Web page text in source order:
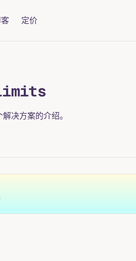
定价
决方案的介绍。